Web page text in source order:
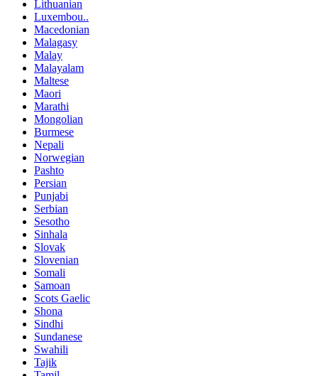
Lithuanian
Luxembou..
Macedonian
Malagasy
Malay
Malayalam
Maltese
Maori
Marathi
Mongolian
Burmese
Nepali
Norwegian
Pashto
Persian
Punjabi
Serbian
Sesotho
Sinhala
Slovak
Slovenian
Somali
Samoan
Scots Gaelic
Shona
Sindhi
Sundanese
Swahili
Tajik